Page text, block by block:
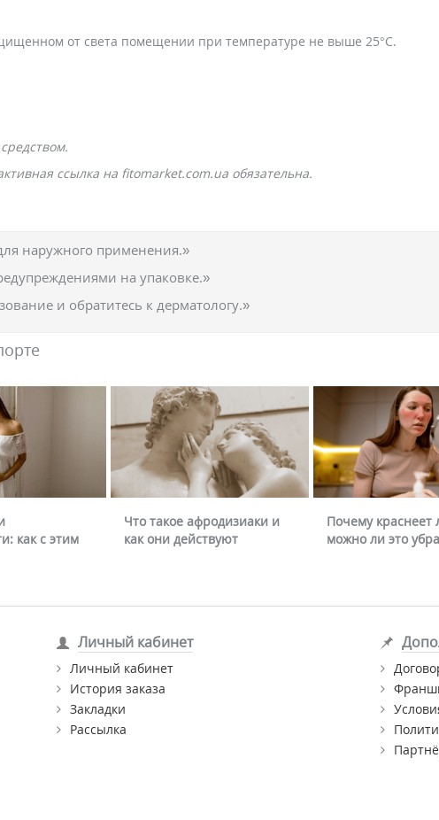
от света помещении при температуре не выше 25°С.
ссылка на fitomarket.com.ua обязательна.
наружного применения.»
на упаковке.»
и обратитесь к дерматологу.»
как с этим
Что такое афродизиаки и
как они действуют
Почему краснеет
можно ли это
Личный кабинет
Личный кабинет
История заказа
Закладки
Рассылка